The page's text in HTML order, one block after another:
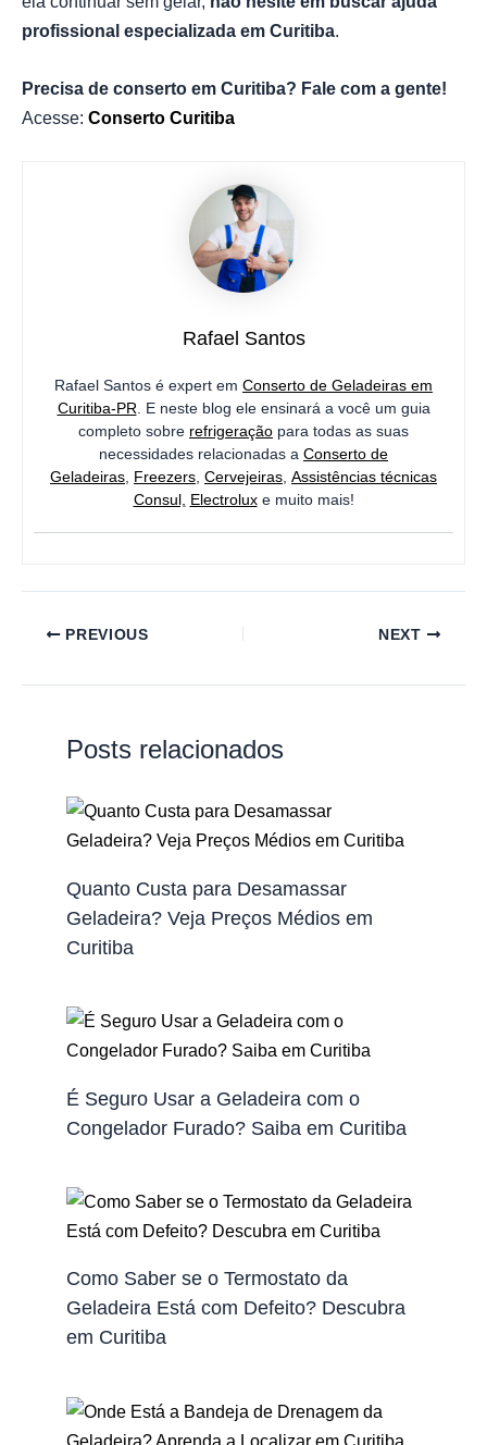
profissional especializada em Curitiba
Precisa de conserto em Curitiba? Fale com a gente!
Acesse: Conserto Curitiba
Rafael Santos
Rafael Santos é expert em Conserto de Geladeiras em
Curitiba-PR . E neste blog ele ensinará a você um guia
completo sobre refrigeração para todas as suas
necessidades relacionadas a Conserto de
Geladeiras Freezers Cervejeiras Assistências técnicas
Consul, Electroluxe muito mais!
PREVIOUS NEXT
Posts relacionados
Quanto Custa para Desamassar
Geladeira? Veja Preços Médios em
Curitiba
É Seguro Usar a Geladeira com o
Congelador Furado? Saiba em Curitiba
Como Saber se o Termostato da
Geladeira Está com Defeito? Descubra
em Curitiba